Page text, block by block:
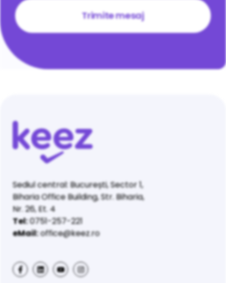
Sediul central: București, Sector 1,
Biharia Office Building, Str. Biharia,
Nr. 26, Et. 4
Tel:0751-257-221
eMail:office@keez.ro